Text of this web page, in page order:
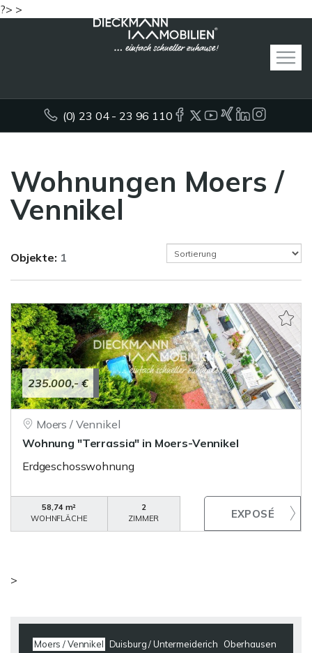
?> >
(0) 23 04 - 23 96 110
Wohnungen Moers /
Vennikel
Objekte: 1
235.000,- €
Moers / Vennikel
Wohnung "Terrassia" in Moers-Vennikel
Erdgeschosswohnung
58,74 m²
WOHNFLÄCHE
2
ZIMMER
>
Moers / Vennikel Duisburg / Untermeiderich
Oberhausen